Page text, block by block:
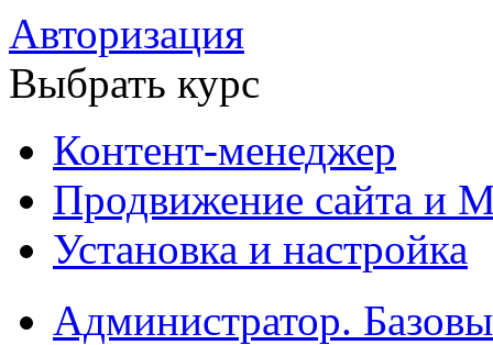
Авторизация
Выбрать курс
Контент-менеджер
Продвижение сайта и
Установка и настройка
Администратор.